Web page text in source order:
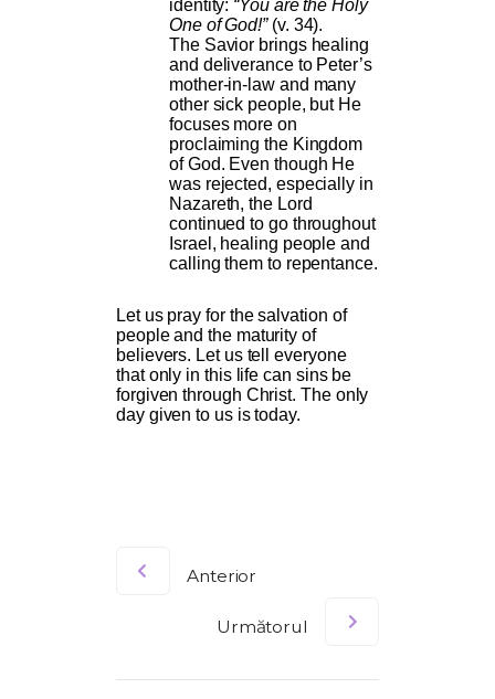
identity: “You are the Holy
One of God!”(v. 34).
The Savior brings healing
and deliverance to Peter’s
mother-in-law and many
other sick people, but He
focuses more on
proclaiming the Kingdom
of God. Even though He
was rejected, especially in
Nazareth, the Lord
continued to go throughout
Israel, healing people and
calling them to repentance.
Let us pray for the salvation of
people and the maturity of
believers. Let us tell everyone
that only in this life can sins be
forgiven through Christ. The only
day given to us is today.
Anterior
Următorul